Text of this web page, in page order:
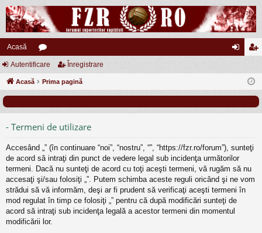
Acasă
or
u eg
Autentificare Înregistrare
Acasă Prima pagină
- Termeni de utilizare
Accesând „” (în continuare “noi”, “nostru”, “”, “https://fzr.ro/forum”), sunteţi
de acord să intraţi din punct de vedere legal sub incidenţa următorilor
termeni. Dacă nu sunteţi de acord cu toţi aceşti termeni, vă rugăm să nu
accesaţi şi/sau folosiţi „”. Putem schimba aceste reguli oricând şi ne vom
strădui să vă informăm, deşi ar fi prudent să verificaţi aceşti termeni în
mod regulat în timp ce folosiţi „” pentru că după modificări sunteţi de
acord să intraţi sub incidenţa legală a acestor termeni din momentul
modificării lor.